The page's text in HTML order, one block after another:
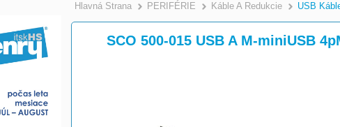
Hlavná Strana >
PERIFÉRIE >
Káble A Redukcie USB
SCO 500-015 USB A M-miniUSB